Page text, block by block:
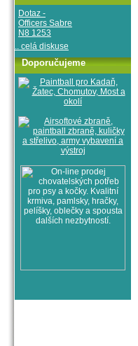
Dotaz -
Officers Sabre
N8 1253
.. celá diskuse
Doporučujeme